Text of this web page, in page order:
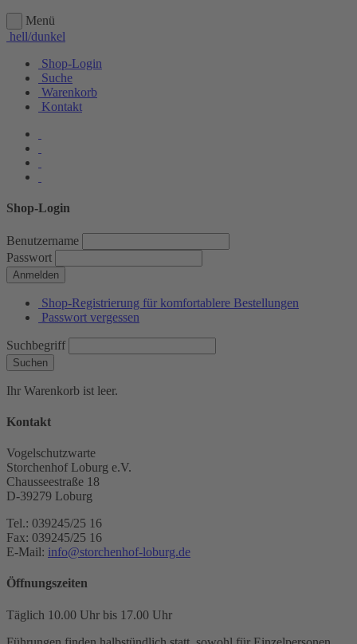
Menü
hell/dunkel
Shop-Login
Suche
Warenkorb
Kontakt
Shop-Login
Benutzername
Passwort
Anmelden
Shop-Registrierung für komfortablere Bestellungen
Passwort vergessen
Suchbegriff
Suchen
Ihr Warenkorb ist leer.
Kontakt
Vogelschutzwarte
Storchenhof Loburg e.V.
Chausseestraße 18
D-39279 Loburg
Tel.: 039245/25 16
Fax: 039245/25 16
E-Mail: info@storchenhof-loburg.de
Öffnungszeiten
Täglich 10.00 Uhr bis 17.00 Uhr